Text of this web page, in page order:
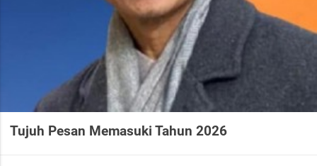
Tujuh Pesan Memasuki Tahun 2026